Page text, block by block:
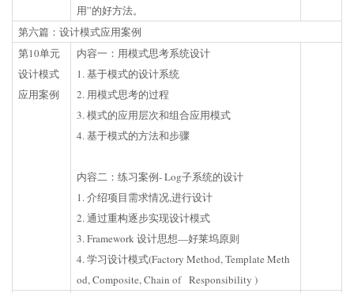
用”的好方法。
第六篇：设计模式应用案例
第10单元
设计模式
应用案例
内容一：用模式思考系统设计
1. 基于模式的设计系统
2. 用模式思考的过程
3. 模式的应用层次和组合应用模式
4. 基于模式的方法和步骤
内容二：练习案例- Log子系统的设计
1. 介绍项目需求情况,进行设计
2. 通过重构逐步实现设计模式
3. Framework 设计思想—好莱坞原则
4. 学习设计模式(Factory Method, Template Meth
od, Composite, Chain of Responsibility )